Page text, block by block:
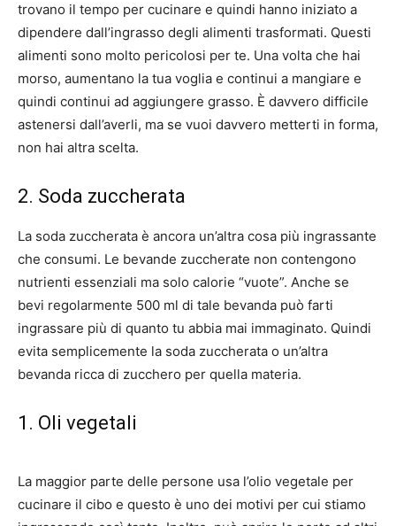
trovano il tempo per cucinare e quindi hanno iniziato a
dipendere dall’ingrasso degli alimenti trasformati. Questi
alimenti sono molto pericolosi per te. Una volta che hai
morso, aumentano la tua voglia e continui a mangiare e
quindi continui ad aggiungere grasso. È davvero difficile
astenersi dall’averli, ma se vuoi davvero metterti in forma,
non hai altra scelta.
2. Soda zuccherata
La soda zuccherata è ancora un’altra cosa più ingrassante
che consumi. Le bevande zuccherate non contengono
nutrienti essenziali ma solo calorie “vuote”. Anche se
bevi regolarmente 500 ml di tale bevanda può farti
ingrassare più di quanto tu abbia mai immaginato. Quindi
evita semplicemente la soda zuccherata o un’altra
bevanda ricca di zucchero per quella materia.
1. Oli vegetali
La maggior parte delle persone usa l’olio vegetale per
cucinare il cibo e questo è uno dei motivi per cui stiamo